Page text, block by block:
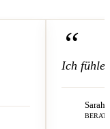
“
Ich fühle
Sarah